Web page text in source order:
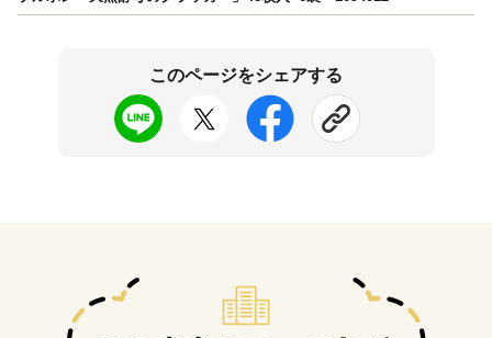
このページをシェアする